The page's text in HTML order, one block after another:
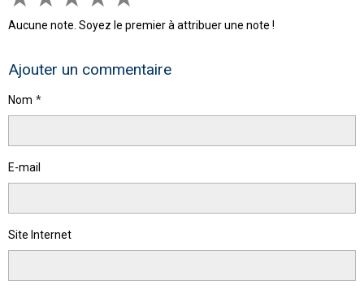
Aucune note. Soyez le premier à attribuer une note !
Ajouter un commentaire
Nom
E-mail
Site Internet